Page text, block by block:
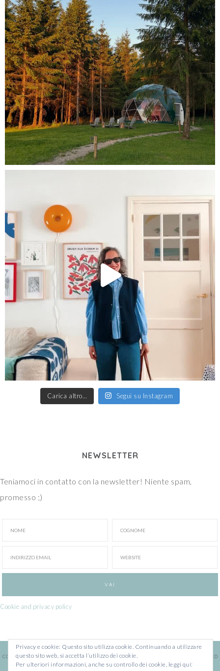
Carica altro… Segui su Instagram
NEWSLETTER
Teniamoci in contatto con la newsletter! Niente spam,
promesso ;)
Cookie and privacy policy
COPYRIGHT © 2026 · ILARIA CHIARATTI · WEBSITE BYFRANCESCA MARANO
· POWERED
BYWORDPRESS
Privacy e cookie: Questo sito utilizza cookie. Continuando a utilizzare
questo sito web, si accetta l’utilizzo dei cookie.
Per ulteriori informazioni, anche su controllo dei cookie, leggi qui: